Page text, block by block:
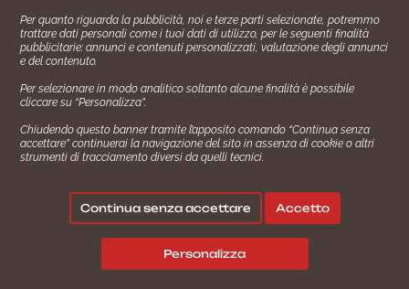
Cucinare.it è un marchio commerciale di Impiego24.it s.r.l.
copyright 2014 - 2024 P.IVA: 03406490130
Azienda certiﬁcata ISO 27001 numero: SNR 73140386/89/I
- Azienda certiﬁcata ISO 9001 numero: SNR
Gestione consensi e categorie merceologiche marketing
Seguici su:
Termini e Condizioni
Per quanto riguarda la pubblicità, noi e terze parti selezionate, potremmo
trattare dati personali come i tuoi dati di utilizzo, per le seguenti finalità
pubblicitarie: annunci e contenuti personalizzati, valutazione degli annunci
e del contenuto.
Per selezionare in modo analitico soltanto alcune finalità è possibile
cliccare su “Personalizza”.
Chiudendo questo banner tramite l’apposito comando “Continua senza
accettare” continuerai la navigazione del sito in assenza di cookie o altri
strumenti di tracciamento diversi da quelli tecnici.
Personalizza
Continua senza accettare Accetto